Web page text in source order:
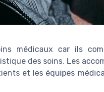
médicaux car ils
des soins. Les
et les équipes